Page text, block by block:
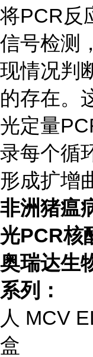
将PCR反
信号检测
现情况判
的存在。
光定量
录每个循
形成扩增
非洲猪瘟
光PCR核
奥瑞达生
系列：
人 MCV
盒